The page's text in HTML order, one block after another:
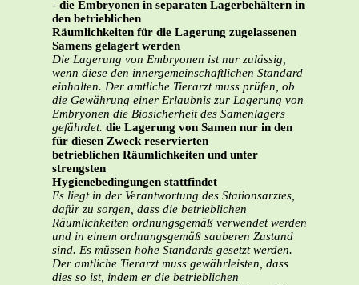
- die Embryonen in separaten Lagerbehältern in
den betrieblichen
Räumlichkeiten für die Lagerung zugelassenen
Samens gelagert werden
Die Lagerung von Embryonen ist nur zulässig,
wenn diese den innergemeinschaftlichen Standard
einhalten. Der amtliche Tierarzt muss prüfen, ob
die Gewährung einer Erlaubnis zur Lagerung von
Embryonen die Biosicherheit des Samenlagers
gefährdet. die Lagerung von Samen nur in den
für diesen Zweck reservierten
betrieblichen Räumlichkeiten und unter
strengsten
Hygienebedingungen stattfindet
Es liegt in der Verantwortung des Stationsarztes,
dafür zu sorgen, dass die betrieblichen
Räumlichkeiten ordnungsgemäß verwendet werden
und in einem ordnungsgemäß sauberen Zustand
sind. Es müssen hohe Standards gesetzt werden.
Der amtliche Tierarzt muss gewährleisten, dass
dies so ist, indem er die betrieblichen